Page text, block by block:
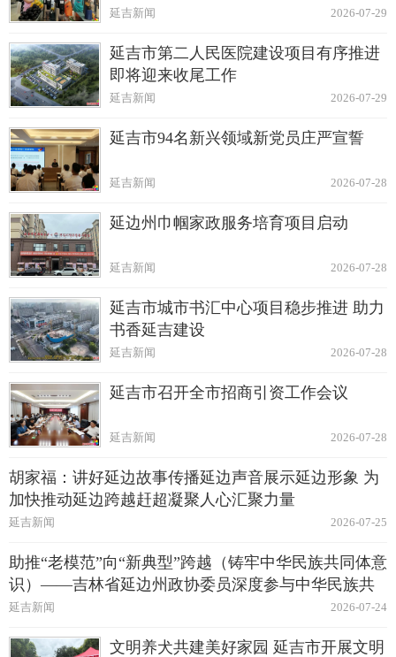
2026-07-29
延吉新闻
延吉市第二人民医院建设项目有序推进
即将迎来收尾工作
2026-07-29
延吉新闻
延吉市94名新兴领域新党员庄严宣誓
2026-07-28
延吉新闻
延边州巾帼家政服务培育项目启动
2026-07-28
延吉新闻
延吉市城市书汇中心项目稳步推进 助力
书香延吉建设
2026-07-28
延吉新闻
延吉市召开全市招商引资工作会议
2026-07-28
延吉新闻
胡家福：讲好延边故事传播延边声音展示延边形象 为
加快推动延边跨越赶超凝聚人心汇聚力量
2026-07-25
延吉新闻
助推“老模范”向“新典型”跨越（铸牢中华民族共同体意
识）——吉林省延边州政协委员深度参与中华民族共
同体建设纪实
2026-07-24
延吉新闻
文明养犬共建美好家园 延吉市开展文明